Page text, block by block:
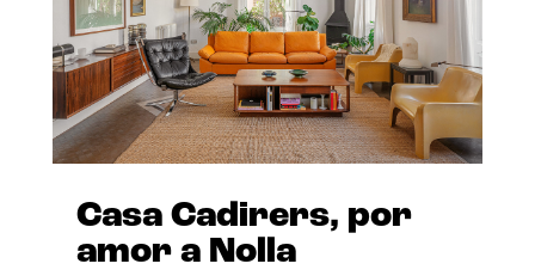
Casa Cadirers, por
amor a Nolla